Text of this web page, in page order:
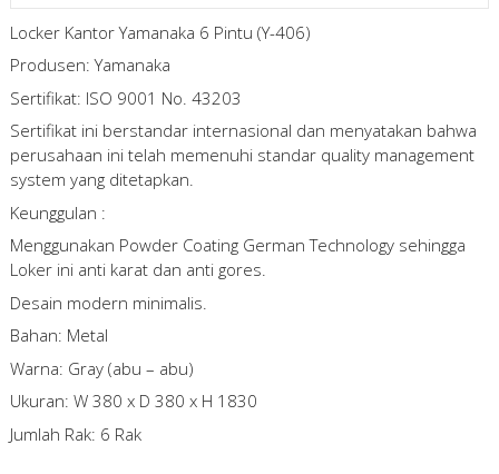
Locker Kantor Yamanaka 6 Pintu (Y-406)
Produsen: Yamanaka
Sertifikat: ISO 9001 No. 43203
Sertifikat ini berstandar internasional dan menyatakan bahwa
perusahaan ini telah memenuhi standar quality management
system yang ditetapkan.
Keunggulan :
Menggunakan Powder Coating German Technology sehingga
Loker ini anti karat dan anti gores.
Desain modern minimalis.
Bahan: Metal
Warna: Gray (abu – abu)
Ukuran: W 380 x D 380 x H 1830
Jumlah Rak: 6 Rak